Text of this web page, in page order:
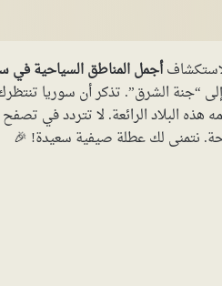
لاستكشافأجمل المناطق السياحية في
الشرق”. تذكر أن سوريا تنتظرك
البلاد الرائعة. لا تتردد في تصفح
نتمنى لك عطلة صيفية سعيدة! 🎉